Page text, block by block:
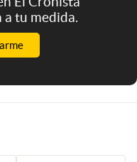
a tu medida.